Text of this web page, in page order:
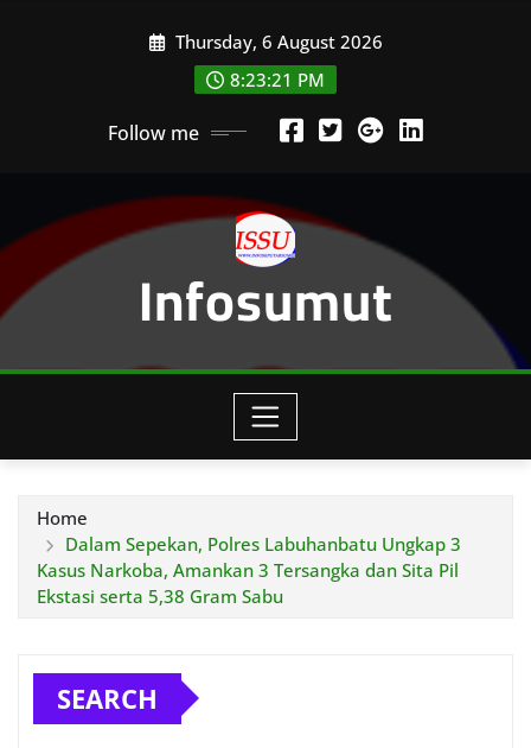
Thursday, 6 August 2026
8:23:23 PM
Follow me
Infosumut
Home
Dalam Sepekan, Polres Labuhanbatu Ungkap 3
Kasus Narkoba, Amankan 3 Tersangka dan Sita Pil
Ekstasi serta 5,38 Gram Sabu
SEARCH